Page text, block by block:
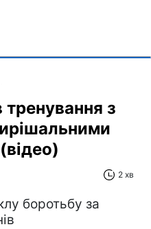
з
2 хв
боротьбу за